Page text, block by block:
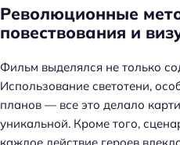
Революционные
повествования и
Фильм выделялся не только
Использование светотени,
планов — все это делало
уникальной. Кроме того,